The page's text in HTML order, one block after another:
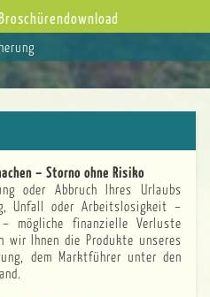
– Storno ohne Risiko
oder Abbruch Ihres Urlaubs
Unfall oder Arbeitslosigkeit –
mögliche finanzielle Verluste
wir Ihnen die Produkte unseres
dem Marktführer unter den